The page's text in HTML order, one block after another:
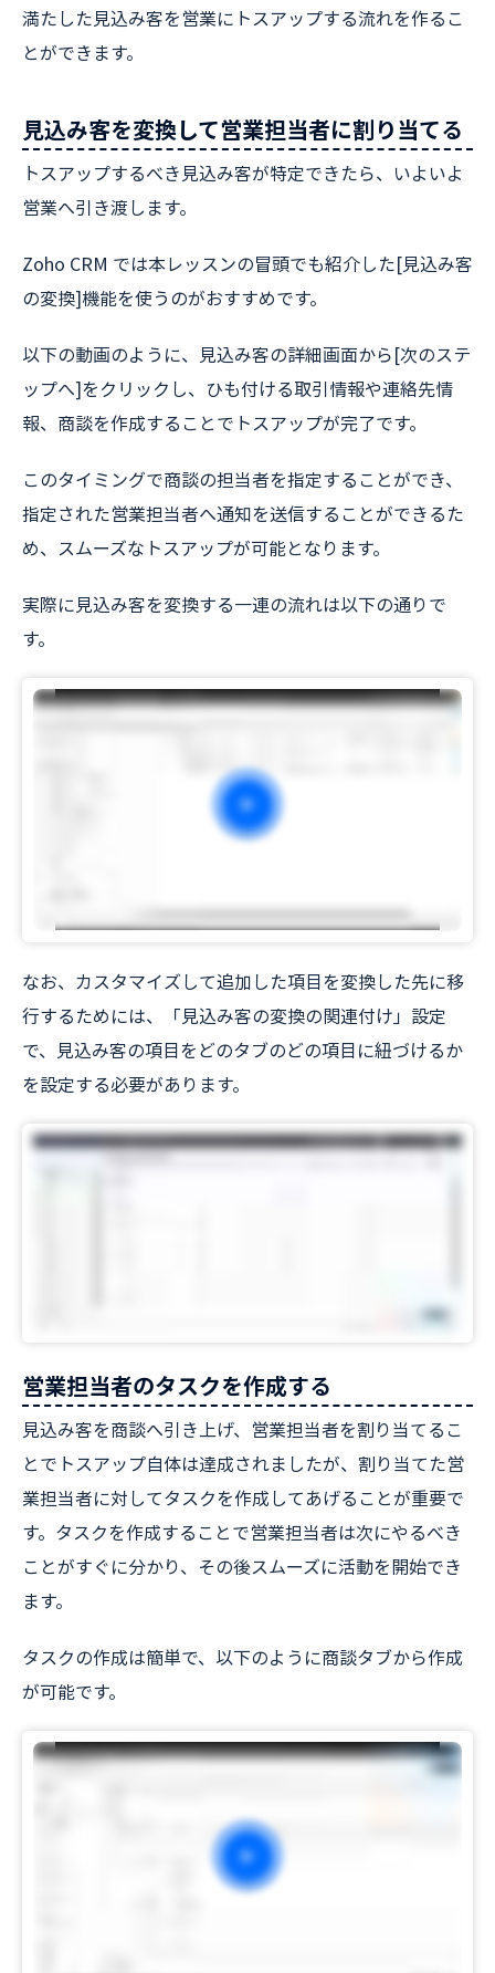
満たした見込み客を営業にトスアップする流れを作るこ
とができます。
見込み客を変換して営業担当者に割り当てる
トスアップするべき見込み客が特定できたら、いよいよ
営業へ引き渡します。
Zoho CRM では本レッスンの冒頭でも紹介した[見込み客
の変換]機能を使うのがおすすめです。
以下の動画のように、見込み客の詳細画面から[次のステ
ップへ]をクリックし、ひも付ける取引情報や連絡先情
報、商談を作成することでトスアップが完了です。
このタイミングで商談の担当者を指定することができ、
指定された営業担当者へ通知を送信することができるた
め、スムーズなトスアップが可能となります。
実際に見込み客を変換する一連の流れは以下の通りで
す。
なお、カスタマイズして追加した項目を変換した先に移
行するためには、「見込み客の変換の関連付け」設定
で、見込み客の項目をどのタブのどの項目に紐づけるか
を設定する必要があります。
営業担当者のタスクを作成する
見込み客を商談へ引き上げ、営業担当者を割り当てるこ
とでトスアップ自体は達成されましたが、割り当てた営
業担当者に対してタスクを作成してあげることが重要で
す。タスクを作成することで営業担当者は次にやるべき
ことがすぐに分かり、その後スムーズに活動を開始でき
ます。
タスクの作成は簡単で、以下のように商談タブから作成
が可能です。